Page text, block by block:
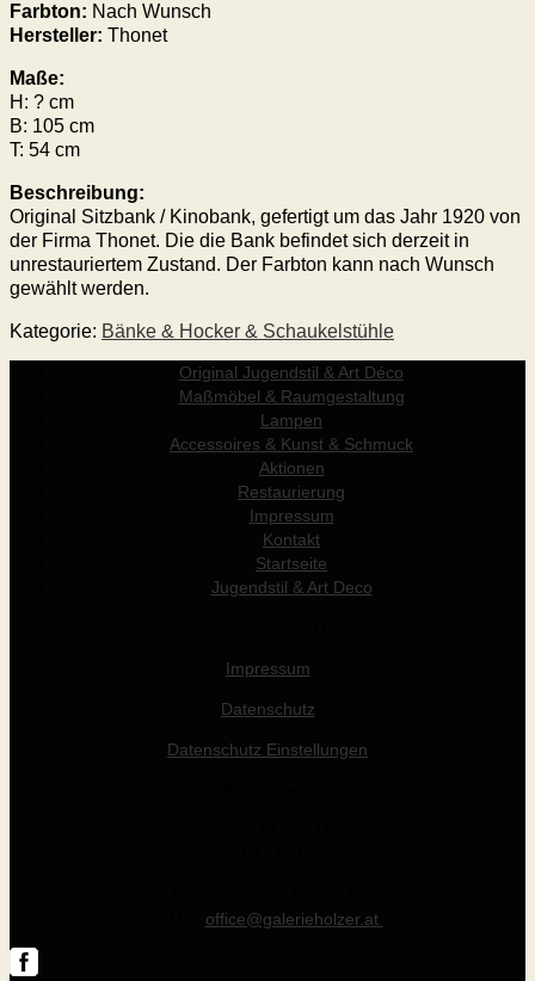
Farbton: Nach Wunsch
Hersteller: Thonet
Maße:
H: ? cm
B: 105 cm
T: 54 cm
Beschreibung:
Original Sitzbank / Kinobank, gefertigt um das Jahr 1920 von
der Firma Thonet. Die die Bank befindet sich derzeit in
unrestauriertem Zustand. Der Farbton kann nach Wunsch
gewählt werden.
Kategorie: Bänke & Hocker & Schaukelstühle
Original Jugendstil & Art Déco
Maßmöbel & Raumgestaltung
Lampen
Accessoires & Kunst & Schmuck
Aktionen
Restaurierung
Impressum
Kontakt
Startseite
Jugendstil & Art Deco
Impressum
Datenschutz
Datenschutz Einstellungen
office@galerieholzer.at